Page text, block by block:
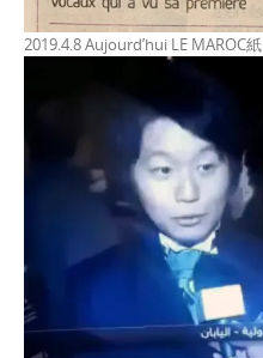
2019.4.8 Aujourd’hui LE MAROC紙